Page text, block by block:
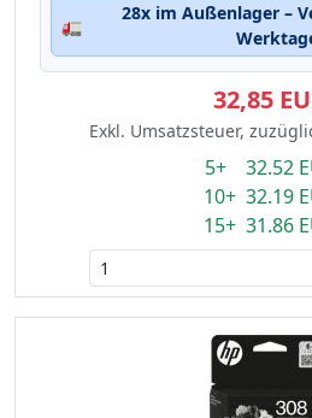
🚛
28x im Außenlager –
32,85
Exkl. Umsatzsteuer,
5+ 32.52
10+ 32.19
15+ 31.86